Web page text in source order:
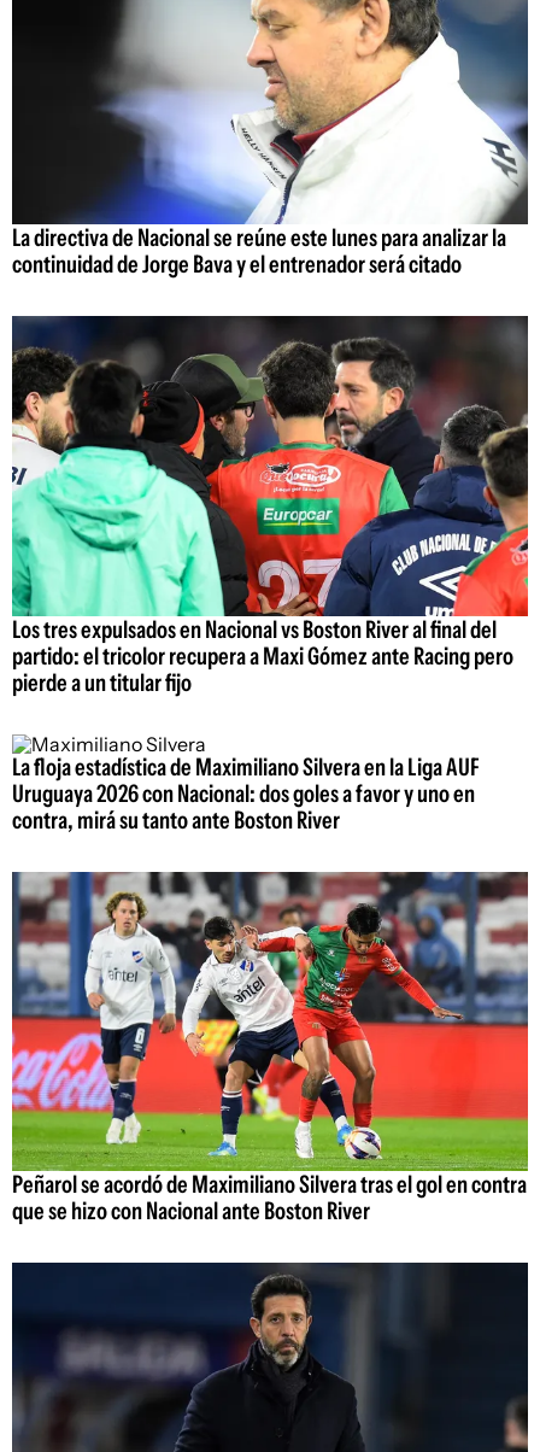
La directiva de Nacional se reúne este lunes para analizar la
continuidad de Jorge Bava y el entrenador será citado
Los tres expulsados en Nacional vs Boston River al final del
partido: el tricolor recupera a Maxi Gómez ante Racing pero
pierde a un titular fijo
La floja estadística de Maximiliano Silvera en la Liga AUF
Uruguaya 2026 con Nacional: dos goles a favor y uno en
contra, mirá su tanto ante Boston River
Peñarol se acordó de Maximiliano Silvera tras el gol en contra
que se hizo con Nacional ante Boston River